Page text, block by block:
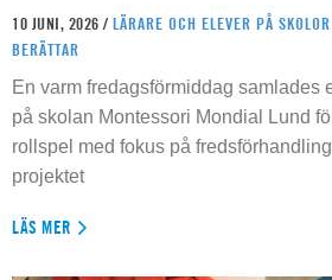
10 JUNI, 2026 / LÄRARE OCH ELEVER PÅ
BERÄTTAR
En varm fredagsförmiddag samlades
på skolan Montessori Mondial Lund
rollspel med fokus på
projektet
LÄS MER